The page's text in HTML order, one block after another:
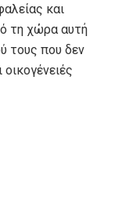
και
τη χώρα αυτή
τους που δεν